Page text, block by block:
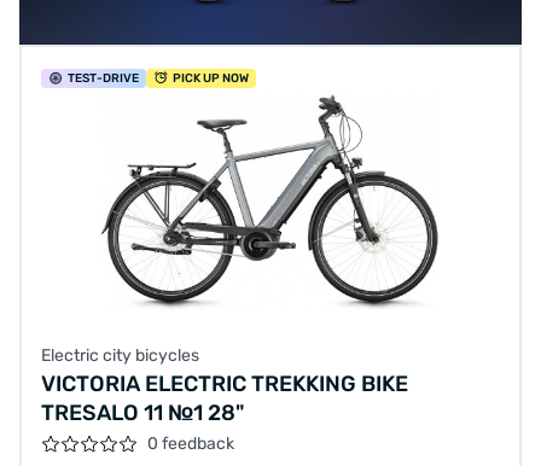
TEST-DRIVE PICK UP NOW
Electric city bicycles
VICTORIA ELECTRIC TREKKING BIKE
TRESALO 11 №1 28"
0 feedback